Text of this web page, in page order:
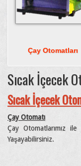
Çay Otomatları
Sıcak İçecek
Sıcak İçecek
Çay Otomatı
Çay Otomatlarımız
Yaşayabilirsiniz.